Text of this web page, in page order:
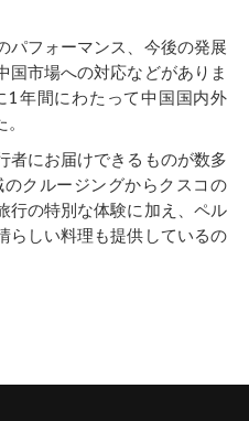
パフォーマンス、今後の発展
国市場への対応などがありま
1年間にわたって中国国内外
者にお届けできるものが数多
クルージングからクスコの
行の特別な体験に加え、ペル
らしい料理も提供しているの